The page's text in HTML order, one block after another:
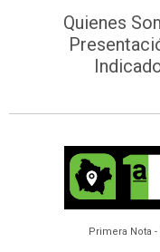
Quienes
Primera Nota